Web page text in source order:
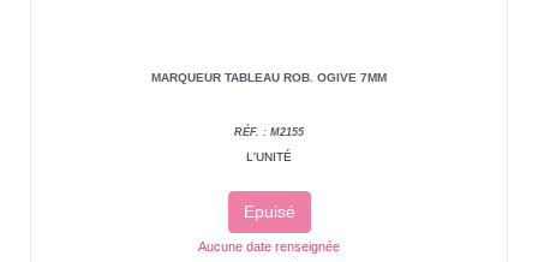
MARQUEUR TABLEAU ROB. OGIVE 7MM
RÉF. : M2155
L'UNITÉ
Epuisé
Aucune date renseignée